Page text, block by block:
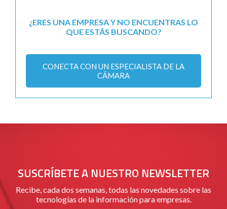
¿ERES UNA EMPRESA Y NO ENCUENTRAS LO
QUE ESTÁS BUSCANDO?
CONECTA CON UN ESPECIALISTA DE LA
CÁMARA
SUSCRÍBETE A NUESTRO NEWSLETTER
Recibe, cada dos semanas, todas las novedades sobre las
tecnologías de la información para empresas.